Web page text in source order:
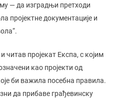
— да изградњи претходи
пројектне документације и
читав пројекат Експа, с којим
као пројекти од
би важила посебна правила.
да прибаве грађевинску